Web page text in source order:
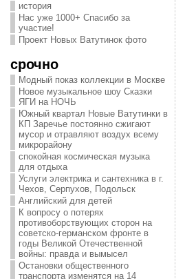
история
Нас уже 1000+ Спасибо за
участие!
Проект Новых Ватутинок фото
срочно
Модный показ коллекции в Москве
Новое музыкальное шоу Сказки
ЯГИ на НОЧЬ
Южный квартал Новые Ватутинки в
КП Заречье постоянно сжигают
мусор и отравляют воздух всему
микрорайону
спокойная космическая музыка
для отдыха
Услуги электрика и сантехника в г.
Чехов, Серпухов, Подольск
Английский для детей
К вопросу о потерях
противоборствующих сторон на
советско-германском фронте в
годы Великой Отечественной
войны: правда и вымысел
Остановки общественного
транспорта изменятся на 14